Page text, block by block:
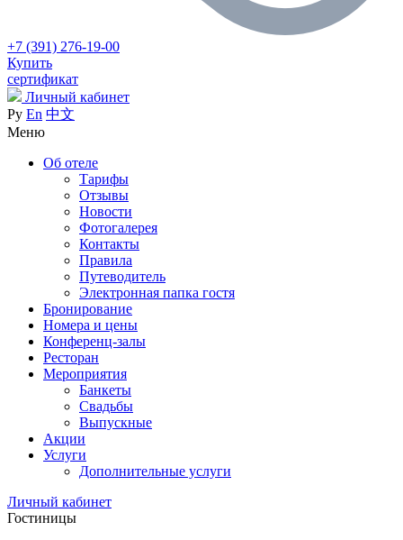
+7 (391) 276-19-00
Купить
сертификат
Личный кабинет
Ру En 中文
Меню
Об отеле
Тарифы
Отзывы
Новости
Фотогалерея
Контакты
Правила
Путеводитель
Электронная папка гостя
Бронирование
Номера и цены
Конференц-залы
Ресторан
Мероприятия
Банкеты
Свадьбы
Выпускные
Акции
Услуги
Дополнительные услуги
Личный кабинет
Гостиницы